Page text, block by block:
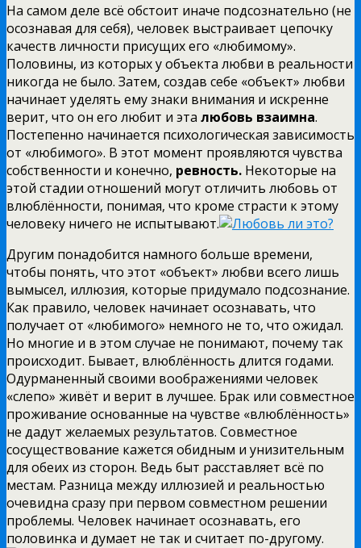
На самом деле всё обстоит иначе подсознательно (не
осознавая для себя), человек выстраивает цепочку
качеств личности присущих его «любимому».
Половины, из которых у объекта любви в реальности
никогда не было. Затем, создав себе «объект» любви
начинает уделять ему знаки внимания и искренне
верит, что он его любит и эта любовь взаимна.
Постепенно начинается психологическая зависимость
от «любимого». В этот момент проявляются чувства
собственности и конечно, ревность. Некоторые на
этой стадии отношений могут отличить любовь от
влюблённости, понимая, что кроме страсти к этому
человеку ничего не испытывают.
Другим понадобится намного больше времени,
чтобы понять, что этот «объект» любви всего лишь
вымысел, иллюзия, которые придумало подсознание.
Как правило, человек начинает осознавать, что
получает от «любимого» немного не то, что ожидал.
Но многие и в этом случае не понимают, почему так
происходит. Бывает, влюблённость длится годами.
Одурманенный своими воображениями человек
«слепо» живёт и верит в лучшее. Брак или совместное
проживание основанные на чувстве «влюблённость»
не дадут желаемых результатов. Совместное
сосуществование кажется обидным и унизительным
для обеих из сторон. Ведь быт расставляет всё по
местам. Разница между иллюзией и реальностью
очевидна сразу при первом совместном решении
проблемы. Человек начинает осознавать, его
половинка и думает не так и считает по-другому.